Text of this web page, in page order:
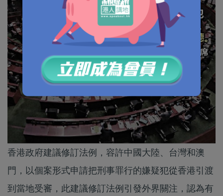
香港政府建議修訂法例，容許中國大陸、台灣和澳
門，以個案形式申請把刑事罪行的嫌疑犯從香港引渡
到當地受審，此建議修訂法例引發外界關注，認為有